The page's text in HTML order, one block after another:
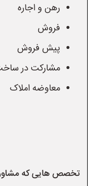
رهن و اجاره
فروش
پیش فروش
مشارکت در
معاوضه املاک
تخصص هایی که